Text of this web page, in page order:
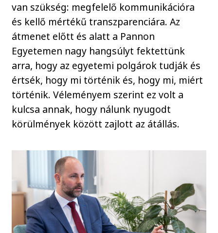
van szükség: megfelelő kommunikációra
és kellő mértékű transzparenciára. Az
átmenet előtt és alatt a Pannon
Egyetemen nagy hangsúlyt fektettünk
arra, hogy az egyetemi polgárok tudják és
értsék, hogy mi történik és, hogy mi, miért
történik. Véleményem szerint ez volt a
kulcsa annak, hogy nálunk nyugodt
körülmények között zajlott az átállás.